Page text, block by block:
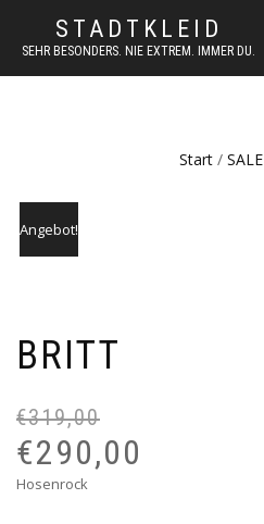
STADTKLEID
SEHR BESONDERS. NIE EXTREM. IMMER DU.
Start / SALE
Angebot!
BRITT
€319,00
€290,00
Hosenrock